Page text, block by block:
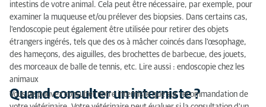
intestins de votre animal. Cela peut être nécessaire, par exemple, pour
examiner la muqueuse et/ou prélever des biopsies. Dans certains cas,
l'endoscopie peut également être utilisée pour retirer des objets
étrangers ingérés, tels que des os à mâcher coincés dans l'œsophage,
des hameçons, des aiguilles, des brochettes de barbecue, des jouets,
des morceaux de balle de tennis, etc. Lire aussi : endoscopie chez les
animaux
Quand consulter un interniste ?
Vous ne pouvez consulter notre interniste que sur recommandation de